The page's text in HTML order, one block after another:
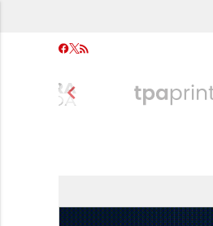
chevron_left